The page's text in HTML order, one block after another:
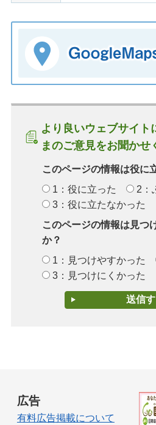
より良いウェブサイト
まのご意見をお聞かせ
このページの情報は役に
1：役に立った
2：
3：役に立たなかった
このページの情報は見つ
か？
1：見つけやすかった
3：見つけにくかった
広告
有料広告掲載について